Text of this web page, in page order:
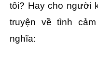
tôi? Hay cho người
truyện về tình
nghĩa: